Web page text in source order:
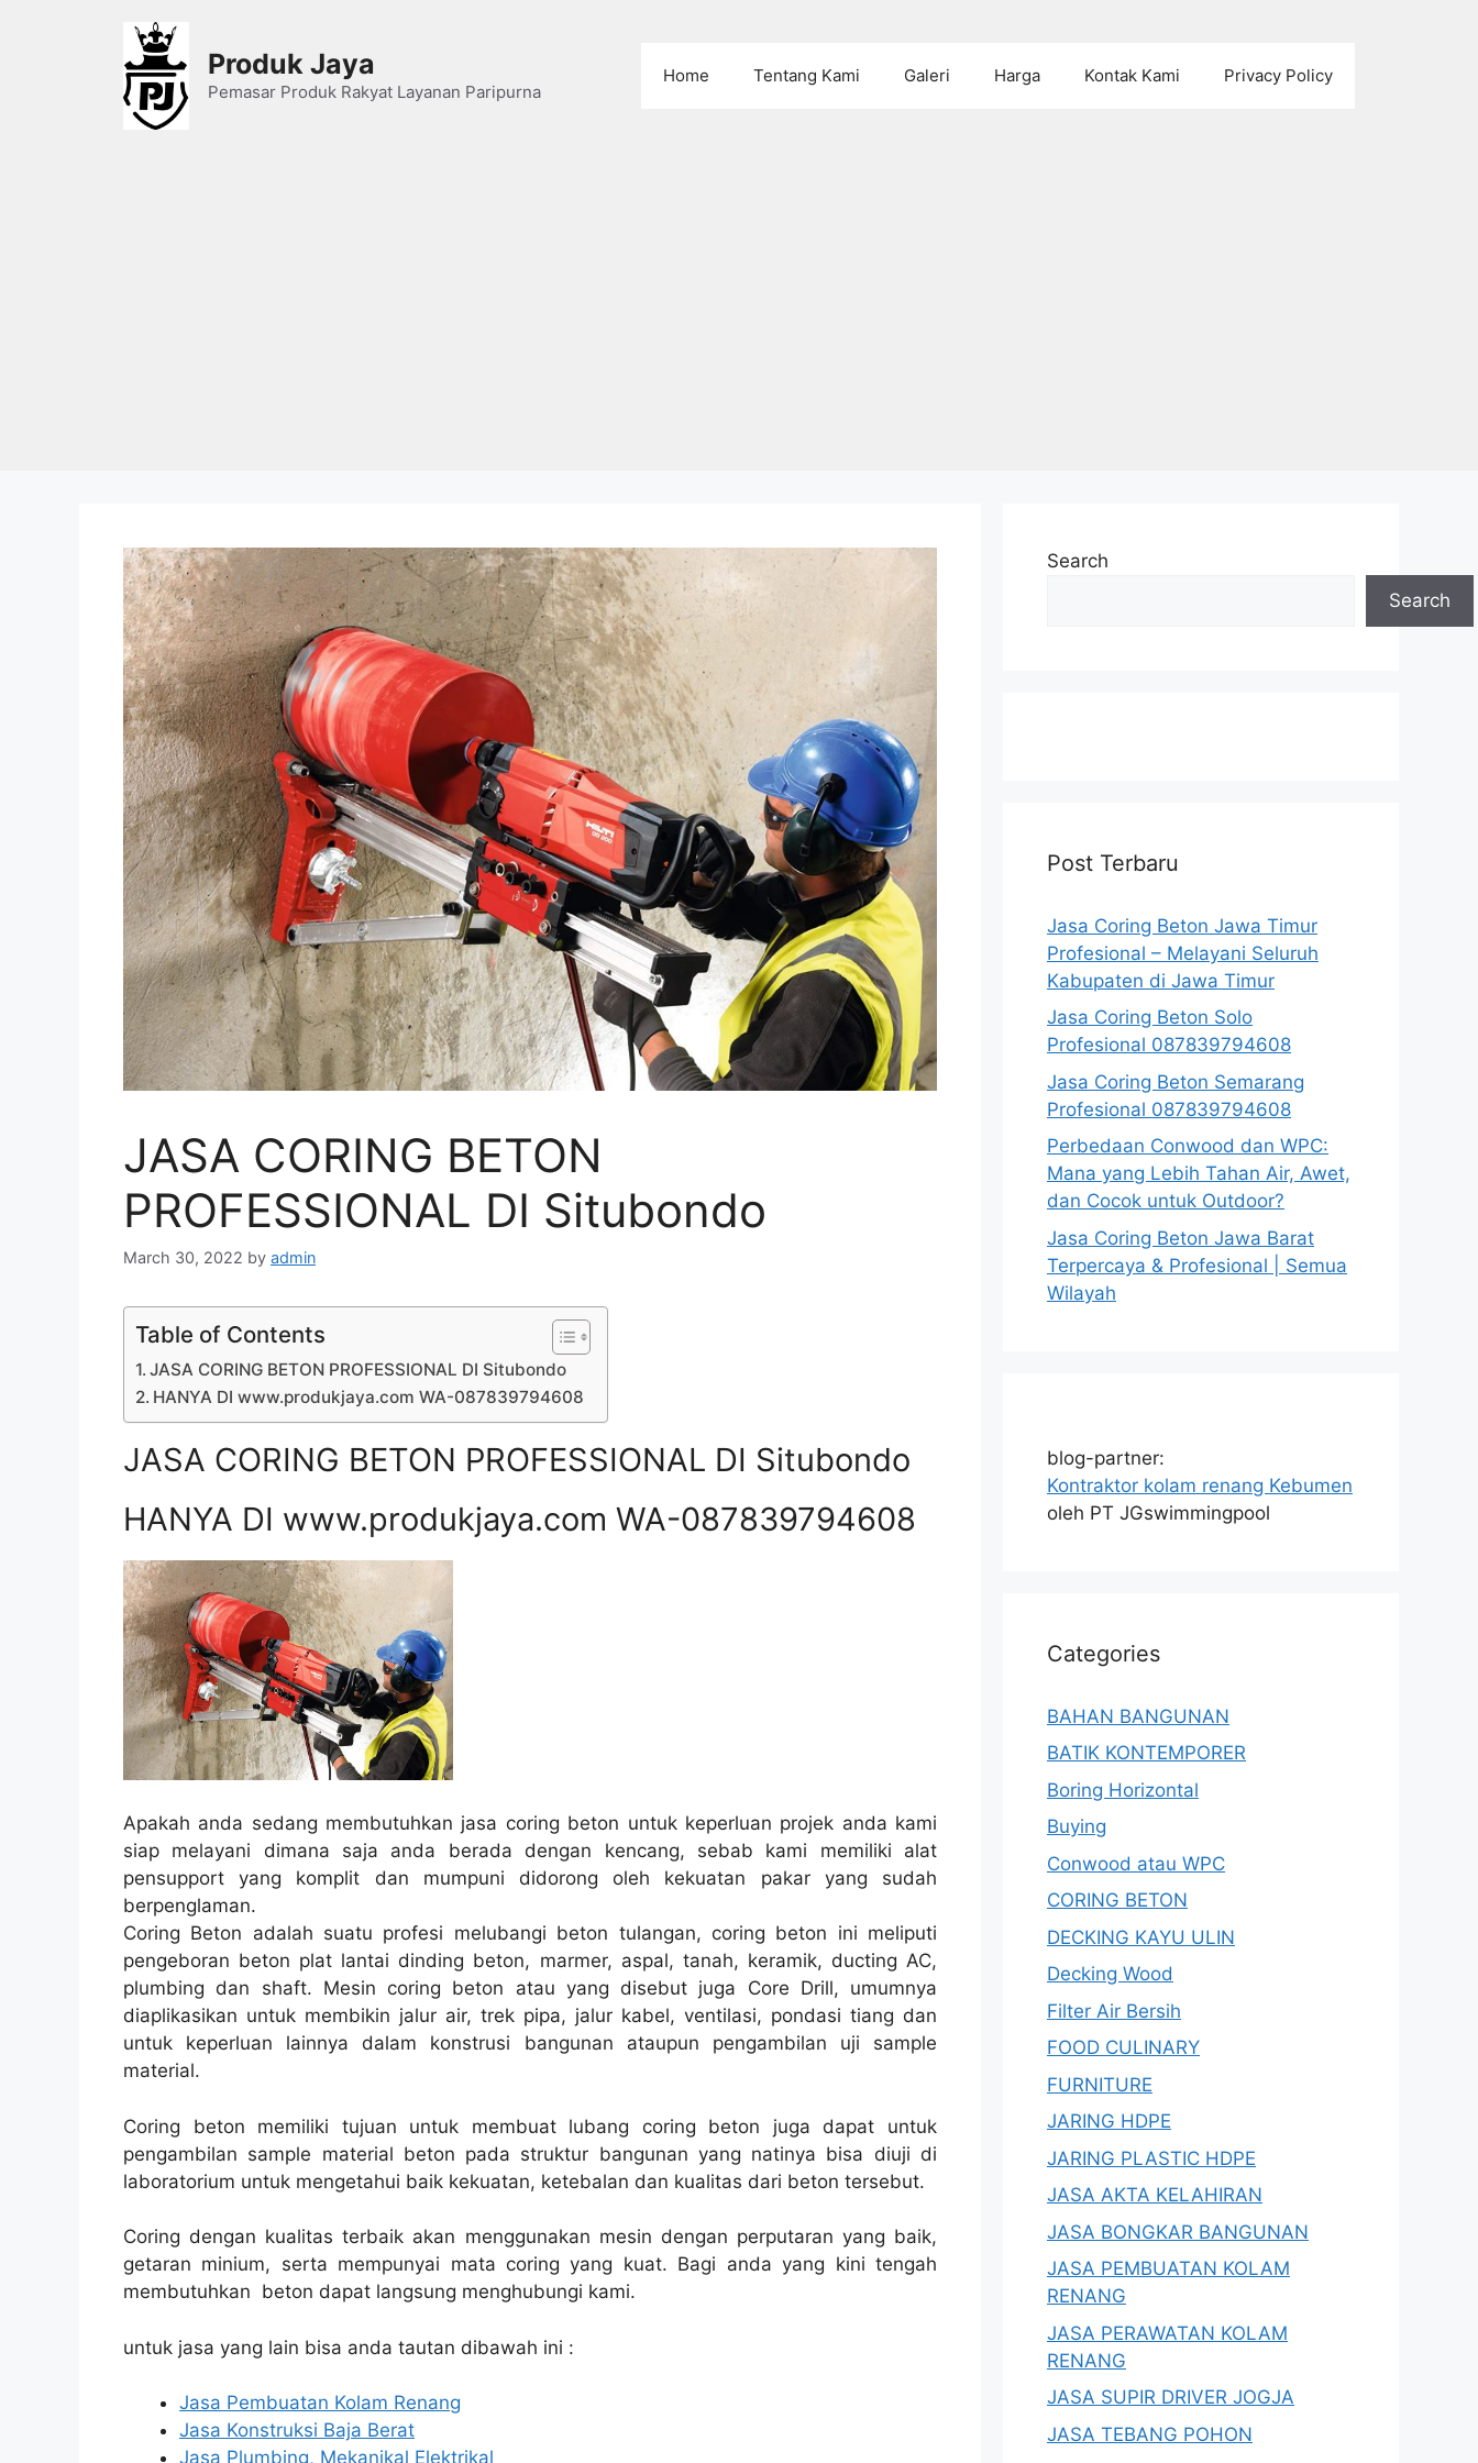
Produk Jaya
Pemasar Produk Rakyat Layanan Paripurna
Home Tentang Kami Galeri Harga Kontak Kami Privacy Policy
JASA CORING BETON
PROFESSIONAL DI Situbondo
March 30, 2022 by admin
Table of Contents
JASA CORING BETON PROFESSIONAL DI Situbondo
HANYA DI www.produkjaya.com WA-087839794608
JASA CORING BETON PROFESSIONAL DI Situbondo
HANYA DI www.produkjaya.com WA-087839794608
Apakah anda sedang membutuhkan jasa coring beton untuk keperluan projek anda kami
siap melayani dimana saja anda berada dengan kencang, sebab kami memiliki alat
pensupport yang komplit dan mumpuni didorong oleh kekuatan pakar yang sudah
berpenglaman.
Coring Beton adalah suatu profesi melubangi beton tulangan, coring beton ini meliputi
pengeboran beton plat lantai dinding beton, marmer, aspal, tanah, keramik, ducting AC,
plumbing dan shaft. Mesin coring beton atau yang disebut juga Core Drill, umumnya
diaplikasikan untuk membikin jalur air, trek pipa, jalur kabel, ventilasi, pondasi tiang dan
untuk keperluan lainnya dalam konstrusi bangunan ataupun pengambilan uji sample
material.
Coring beton memiliki tujuan untuk membuat lubang coring beton juga dapat untuk
pengambilan sample material beton pada struktur bangunan yang natinya bisa diuji di
laboratorium untuk mengetahui baik kekuatan, ketebalan dan kualitas dari beton tersebut.
Coring dengan kualitas terbaik akan menggunakan mesin dengan perputaran yang baik,
getaran minium, serta mempunyai mata coring yang kuat. Bagi anda yang kini tengah
membutuhkan beton dapat langsung menghubungi kami.
untuk jasa yang lain bisa anda tautan dibawah ini :
Jasa Pembuatan Kolam Renang
Jasa Konstruksi Baja Berat
Jasa Plumbing, Mekanikal Elektrikal
Search
Search
Post Terbaru
Jasa Coring Beton Jawa Timur
Profesional – Melayani Seluruh
Kabupaten di Jawa Timur
Jasa Coring Beton Solo
Profesional 087839794608
Jasa Coring Beton Semarang
Profesional 087839794608
Perbedaan Conwood dan WPC:
Mana yang Lebih Tahan Air, Awet,
dan Cocok untuk Outdoor?
Jasa Coring Beton Jawa Barat
Terpercaya & Profesional | Semua
Wilayah
blog-partner:
Kontraktor kolam renang Kebumen
oleh PT JGswimmingpool
Categories
BAHAN BANGUNAN
BATIK KONTEMPORER
Boring Horizontal
Buying
Conwood atau WPC
CORING BETON
DECKING KAYU ULIN
Decking Wood
Filter Air Bersih
FOOD CULINARY
FURNITURE
JARING HDPE
JARING PLASTIC HDPE
JASA AKTA KELAHIRAN
JASA BONGKAR BANGUNAN
JASA PEMBUATAN KOLAM
RENANG
JASA PERAWATAN KOLAM
RENANG
JASA SUPIR DRIVER JOGJA
JASA TEBANG POHON